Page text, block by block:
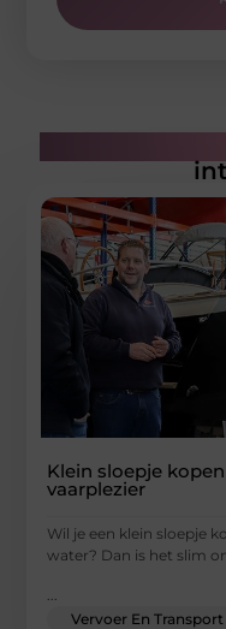
Klein sloepje
vaarplezier
Wil je een klein sloepje
water? Dan is het slim
Vervoer En Transport